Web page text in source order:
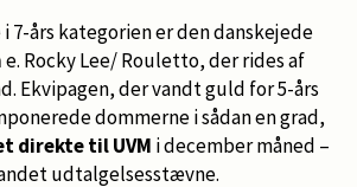
7-års kategorien er den danskejede
e. Rocky Lee/ Rouletto, der rides af
Ekvipagen, der vandt guld for 5-års
dommerne i sådan en grad,
direkte til UVM i december måned –
udtalgelsesstævne.